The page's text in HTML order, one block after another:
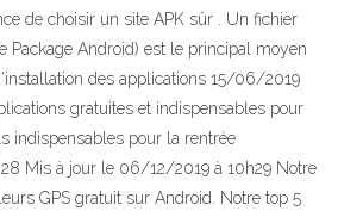
de choisir un site APK sûr . Un fichier
Package Android) est le principal moyen
des applications 15/06/2019
gratuites et indispensables pour
indispensables pour la rentrée
Mis à jour le 06/12/2019 à 10h29 Notre
GPS gratuit sur Android. Notre top 5